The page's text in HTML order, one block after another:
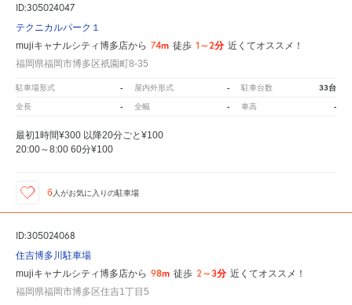
ID:305024047
テクニカルパーク１
mujiキャナルシティ博多店から 74m 徒歩 1～2分 近くてオススメ！
福岡県福岡市博多区祇園町8-35
駐車場形式 - 屋内外形式 - 駐車台数 33台
全長 - 全幅 - 車高 -
最初1時間¥300 以降20分ごと¥100
20:00～8:00 60分¥100
6 人がお気に入りの駐車場
ID:305024068
住吉博多川駐車場
mujiキャナルシティ博多店から 98m 徒歩 2～3分 近くてオススメ！
福岡県福岡市博多区住吉1丁目5